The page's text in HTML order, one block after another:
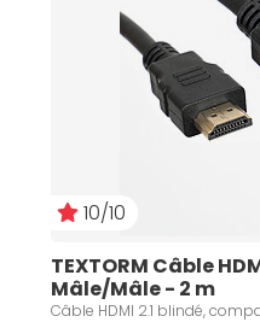
10/10
TEXTORM Câble
Mâle/Mâle - 2 m
Câble HDMI 2.1 blindé,